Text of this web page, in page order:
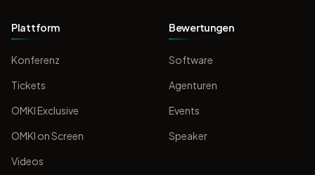
Plattform
Konferenz
Tickets
OMKI Exclusive
OMKI on Screen
Videos
Bewertungen
Software
Agenturen
Events
Speaker